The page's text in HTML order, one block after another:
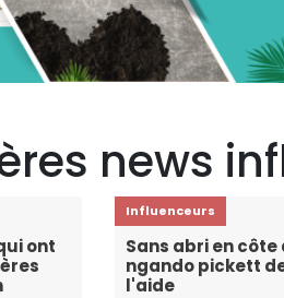
news
ont
Influenceurs
Sans abri en côte
ngando pickett
l'aide